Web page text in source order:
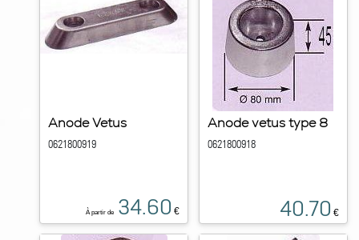
Anode Vetus
0621800919
À partir de 34.60 €
Anode vetus type 8
0621800918
40.70 €